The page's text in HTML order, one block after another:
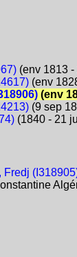
(env 1813
(env
(env
(9 sep
(1840 - 21
Fredj